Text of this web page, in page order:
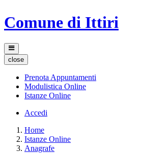
Comune di Ittiri
close
Prenota Appuntamenti
Modulistica Online
Istanze Online
Accedi
Home
Istanze Online
Anagrafe